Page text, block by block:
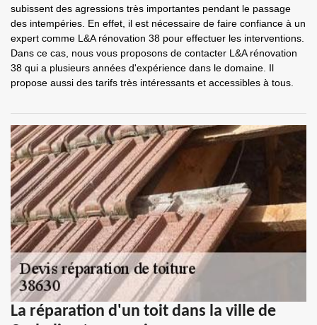
subissent des agressions très importantes pendant le passage
des intempéries. En effet, il est nécessaire de faire confiance à un
expert comme L&A rénovation 38 pour effectuer les interventions.
Dans ce cas, nous vous proposons de contacter L&A rénovation
38 qui a plusieurs années d'expérience dans le domaine. Il
propose aussi des tarifs très intéressants et accessibles à tous.
La réparation d'un toit dans la ville de